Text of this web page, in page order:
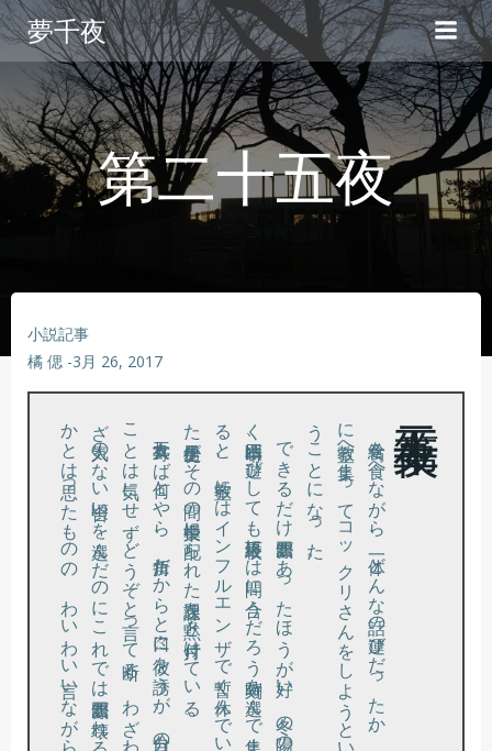
コ
ン
テ
ン
ツ
へ
ス
キ
夢千夜
第二十五夜
小説記事
橘 偲 -3月 26, 2017
給食を食
べ
な
が
ら
、一体
ど
ん
な話
の運
び
だ
っ
た
か
、放課後
に教室へ集
ま
っ
て
コ
ッ
ク
リ
さ
ん
を
し
よ
う
と
い
うこ
と
に
な
っ
た
。
で
き
る
だ
け雰囲気
が
あ
っ
た
ほ
う
が好
い
。冬
の陽
の傾
く四時半頃、一遊
び
し
て
も最終下校
に
は間
に合
う
だ
ろ
う時刻
を選
ん
で集
ま
ると
、教室
に
は
イ
ン
フ
ル
エ
ン
ザ
で暫
く休
ん
で
い
た男子生徒が
そ
の間
の授業中
に配
ら
れ
た課題
を黙々
と片付
け
て
い
る
。
女三人寄れ
ば何
と
や
ら
、折角
だ
か
ら
と口々
に彼
を誘
う
が
、自分
の
こと
は気
に
せ
ず
ど
う
ぞ
と言
っ
て断
る
。
わ
ざ
わ
ざ人気の
な
い頃合
い
を選
ん
だ
の
に
こ
れ
で
は雰囲気
が壊
れ
る
かと
は思
っ
た
も
の
の
、
わ
い
わ
い言
い
な
が
ら
ズ・
リー
フ
に赤
い
ボー
ル・
ペ
ン
で鳥居
を描
き手分
け
し
て五十音
を並
わ
る
と
、何
か特別
の儀式
を執
り行
う
の
だ
と
い
う実感
に
、息詰
る
よ
う
な胸
の苦
し
さ
を感
じ始
め
る